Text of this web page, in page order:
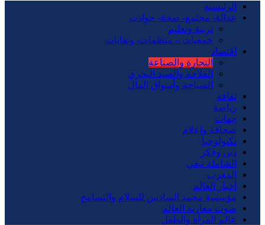
الرئيسية
عدالة- مجتمع- صحة- حوادت
تربية وتعليم
جمعيات – منظمات- ونقابات
اقتصاد
التجارة والصناعة
الفلاحة والصيد البحري
السياحة وأسواق المال
ثقافة
رياضة
جهات
صحافة وإعلام
تكنولوجيا
دين وفكر
الشاملة تيفي
المغرب
أخبار العالم
مؤسسة محمد السادس للسلام والتسامح
صوت مغاربة العالم
عالم المرأة والطفل